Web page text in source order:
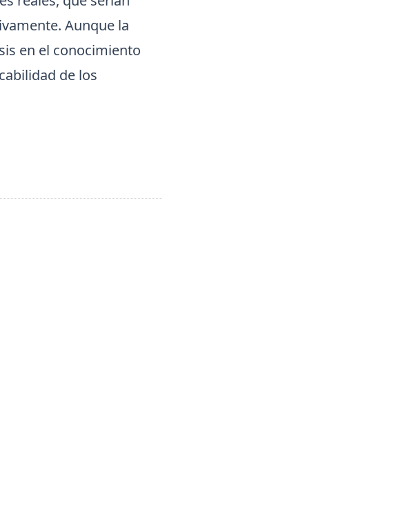
Aunque la
en el conocimiento
de los